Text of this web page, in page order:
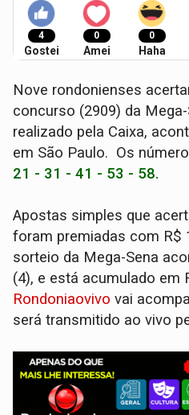
4
Gostei
0
Amei
0
Haha
Nove rondonienses
concurso (2909) da
realizado pela Caixa,
em São Paulo. Os
21 - 31 - 41 - 53 - 58.
Apostas simples que
foram premiadas com R$
sorteio da Mega-Sena
(4), e está acumulado em
Rondoniaovivo vai
será transmitido ao vivo